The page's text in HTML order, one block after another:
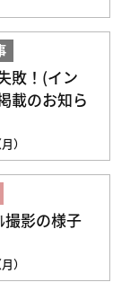
敗！(イン
載のお知ら
）
撮影の様子
）